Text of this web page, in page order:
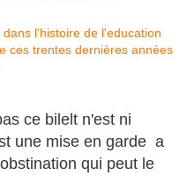
ce bilelt n'est ni
une mise en garde a
qui peut le